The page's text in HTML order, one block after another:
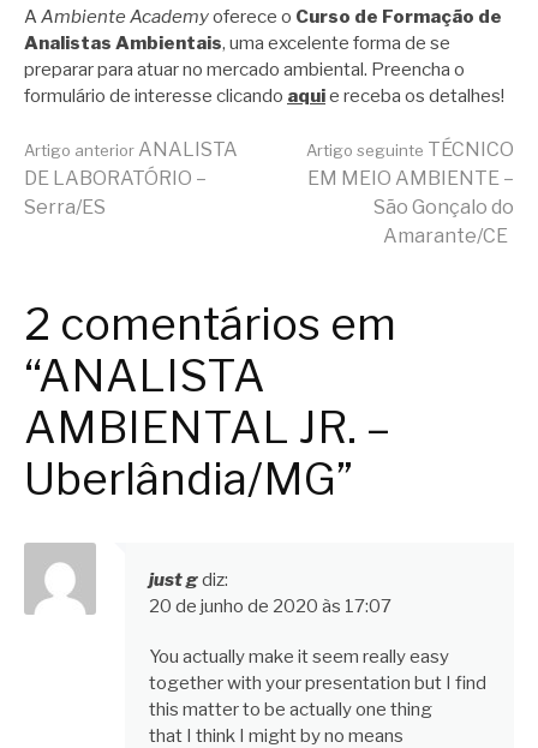
AAmbiente Academyoferece o Curso de Formação de
Analistas Ambientais, uma excelente forma de se
preparar para atuar no mercado ambiental. Preencha o
formulário de interesse clicando aquie receba os detalhes!
Continue
Artigo anterior ANALISTA
DE LABORATÓRIO –
Serra/ES
Artigo seguinte TÉCNICO
EM MEIO AMBIENTE –
São Gonçalo do
Amarante/CE
2 comentários em
“ANALISTA
AMBIENTAL JR. –
Uberlândia/MG”
just gdiz:
20 de junho de 2020 às 17:07
You actually make it seem really easy
together with your presentation but I find
this matter to be actually one thing
that I think I might by no means